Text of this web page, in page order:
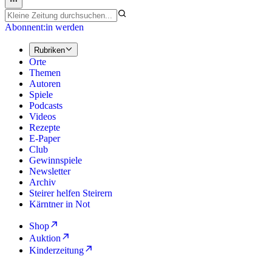
Abonnent:in werden
Rubriken
Orte
Themen
Autoren
Spiele
Podcasts
Videos
Rezepte
E-Paper
Club
Gewinnspiele
Newsletter
Archiv
Steirer helfen Steirern
Kärntner in Not
Shop
Auktion
Kinderzeitung